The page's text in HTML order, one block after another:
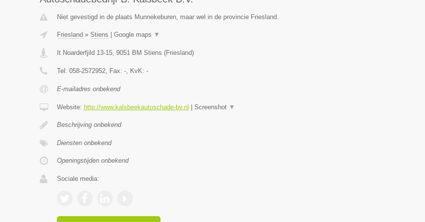
Niet gevestigd in de plaats Munnekeburen, maar wel in de provincie Friesland.
Friesland » Stiens Google maps ▼
It Noarderfjild 13-15, 9051 BM Stiens (Friesland)
Tel: 058-2572952, Fax: -, KvK: -
E-mailadres onbekend
Website: http://www.kalsbeekautoschade-bv.nl Screenshot ▼
Beschrijving onbekend
Diensten onbekend
Openingstijden onbekend
Sociale media: